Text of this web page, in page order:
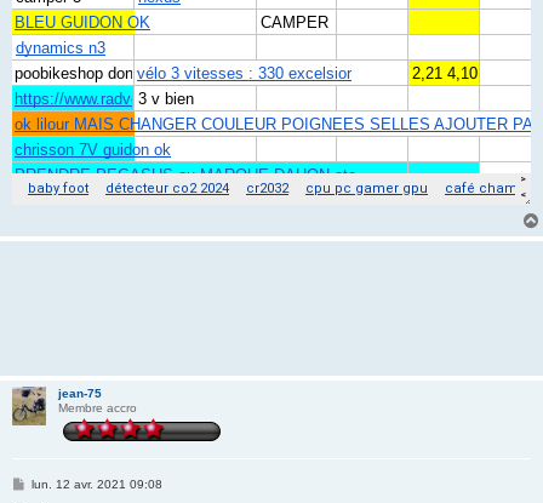
jean-75
Membre accro
Mlun. 12 avr. 2021 09:08